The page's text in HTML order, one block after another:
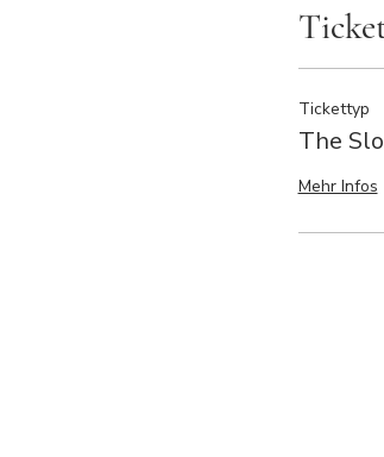
Tickettyp
The
Mehr Infos